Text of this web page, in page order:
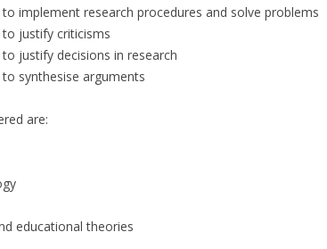
implement research procedures and solve problems
justify criticisms
justify decisions in research
synthesise arguments
are:
educational theories